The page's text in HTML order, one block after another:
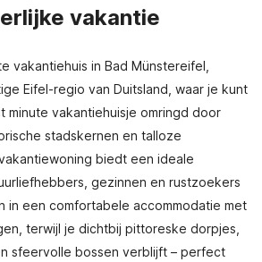
vakantie
vakantiehuis in Bad Münstereifel,
Eifel-regio van Duitsland, waar je kunt
minute vakantiehuisje omringd door
stadskernen en talloze
biedt een ideale
gezinnen en rustzoekers
in een comfortabele accommodatie met
terwijl je dichtbij pittoreske dorpjes,
sfeervolle bossen verblijft – perfect